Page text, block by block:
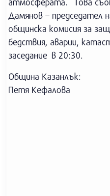
Дамянов – председател
общинска комисия за
бедствия, аварии,
заседание в 20:30.
Община Казанлък:
Петя Кефалова